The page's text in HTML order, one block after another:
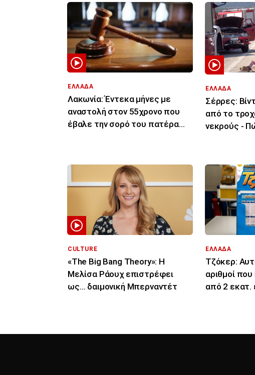
ΕΛΛΑΔΑ
Λακωνία: Έντεκα μήνες με
αναστολή στον 55χρονο που
έβαλε την σορό του πατέρα
ΕΛΛΑΔΑ
Σέρρες:
από το
νεκρούς -
CULTURE
«The Big Bang Theory»: Η
Μελίσα Ράουχ επιστρέφει
ως… δαιμονική Μπερναντέτ
ΕΛΛΑΔΑ
Τζόκερ:
αριθμοί
από 2 εκατ.